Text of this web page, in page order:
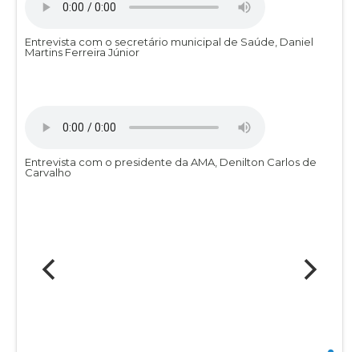
Entrevista com o secretário municipal de Saúde, Daniel
Martins Ferreira Júnior
Entrevista com o presidente da AMA, Denilton Carlos de
Carvalho